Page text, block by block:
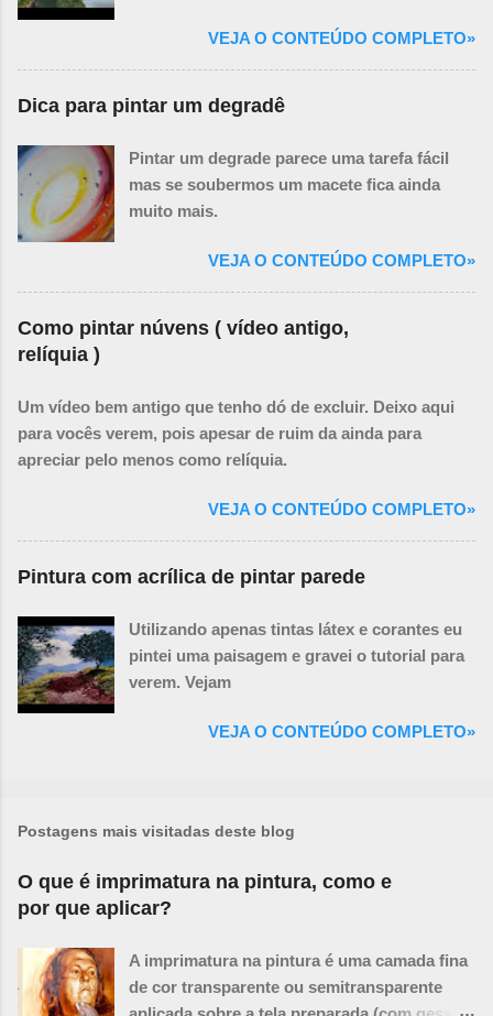
cachoeiras.VEJA O CONTEÚDO COMPLETO»
Dica para pintar um degradê
Pintar um degrade parece uma tarefa fácil
mas se soubermos um macete fica ainda
muito mais.
VEJA O CONTEÚDO COMPLETO»
Como pintar núvens ( vídeo antigo,
relíquia )
Um vídeo bem antigo que tenho dó de excluir. Deixo aqui
para vocês verem, pois apesar de ruim da ainda para
apreciar pelo menos como relíquia.
VEJA O CONTEÚDO COMPLETO»
Pintura com acrílica de pintar parede
Utilizando apenas tintas látex e corantes eu
pintei uma paisagem e gravei o tutorial para
verem. Vejam
VEJA O CONTEÚDO COMPLETO»
Postagens mais visitadas deste blog
O que é imprimatura na pintura, como e
por que aplicar?
A imprimatura na pintura é uma camada fina
de cor transparente ou semitransparente